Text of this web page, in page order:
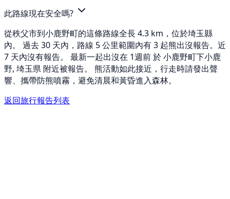
此路線現在安全嗎?
從秩父市到小鹿野町的這條路線全長 4.3 km，位於埼玉縣
內。 過去 30 天內，路線 5 公里範圍內有 3 起熊出沒報告。近
7 天內沒有報告。 最新一起出沒在 1週前 於 小鹿野町下小鹿
野, 埼玉県 附近被報告。 熊活動如此接近，行走時請發出聲
響、攜帶防熊噴霧，避免清晨和黃昏進入森林。
返回旅行報告列表